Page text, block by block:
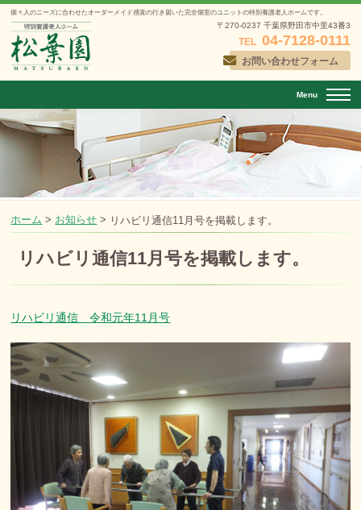
個々人のニーズに合わせたオーダーメイド感覚の行き届いた完全個室のユニットの特別養護老人ホームです。
〒270-0237 千葉県野田市中里43番3
TEL 04-7128-0111
お問い合わせフォーム
Menu
ホーム > お知らせ > リハビリ通信11月号を掲載します。
リハビリ通信11月号を掲載します。
リハビリ通信 令和元年11月号